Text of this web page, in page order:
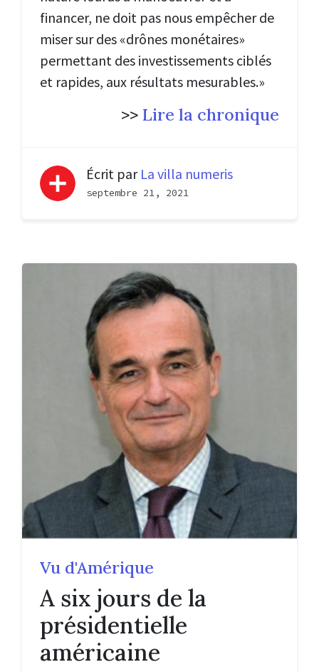
financer, ne doit pas nous empêcher de
miser sur des «drônes monétaires»
permettant des investissements ciblés
et rapides, aux résultats mesurables.»
>> Lire la chronique
Écrit par La villa numeris
septembre 21, 2021
Vu d'Amérique
A six jours de la
présidentielle
américaine